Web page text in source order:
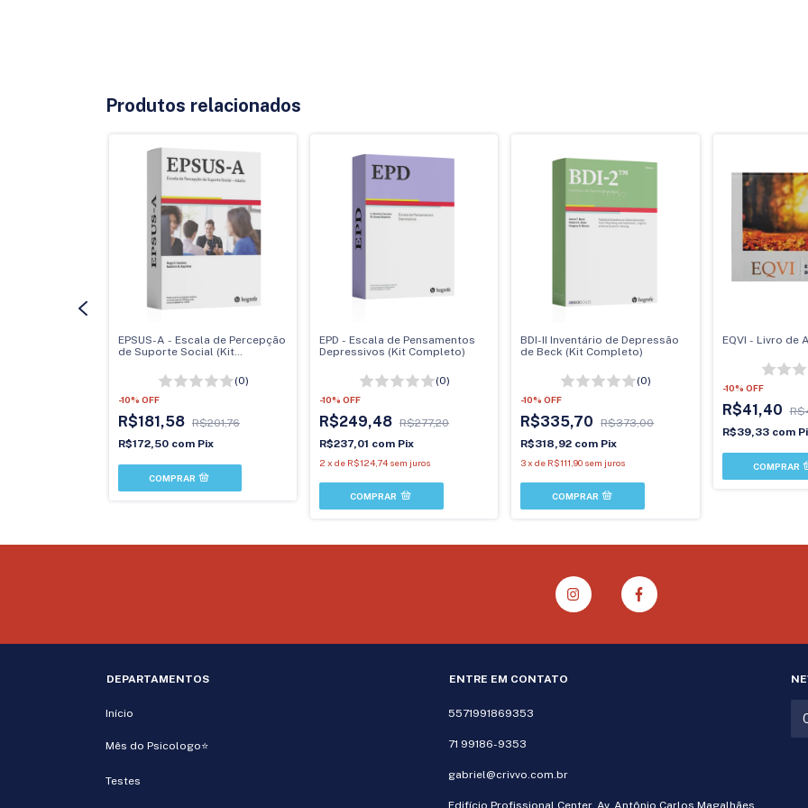
Produtos relacionados
EPSUS-A - Escala de Percepção
de Suporte Social (Kit
(0)
-10% OFF
R$181,58 R$201,76
R$172,50 com Pix
EPD - Escala de Pensamentos
Depressivos (Kit Completo)
(0)
-10%OFF
R$249,48 R$277,20
R$237,01 com Pix
2 xde R$124,74 sem juros
BDI-II Inventário de Depressão
de Beck (Kit Completo)
(0)
-10%OFF
R$335,70
R$373,00
R$318,92 com Pix
3xde R$111,90 sem juros
EQVI - Livro de
-10% OFF
R$41,40
R$39,33 com
DEPARTAMENTOS
Início
Mês do Psicologo⭐
Testes
ENTRE EM CONTATO
5571991869353
71 99186-9353
gabriel@crivvo.com.br
Edifício Profissional Center, Av. Antônio Carlos Magalhães,